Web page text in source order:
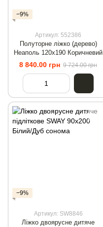
−9%
Артикул: 552386
Полуторне ліжко (дерево)
Неаполь 120х190 Коричневий
8 840.00 грн 9 724.00 грн
−9%
Артикул: SW8846
Ліжко двоярусне дитяче